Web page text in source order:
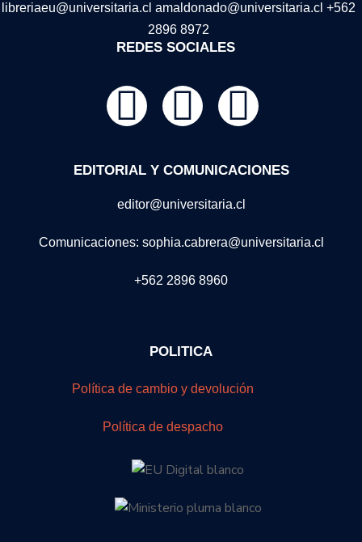
libreriaeu@universitaria.cl amaldonado@universitaria.cl +562
2896 8972
REDES SOCIALES
EDITORIAL Y COMUNICACIONES
editor@universitaria.cl
Comunicaciones: sophia.cabrera@universitaria.cl
+562 2896 8960
POLITICA
Política de cambio y devolución
Política de despacho